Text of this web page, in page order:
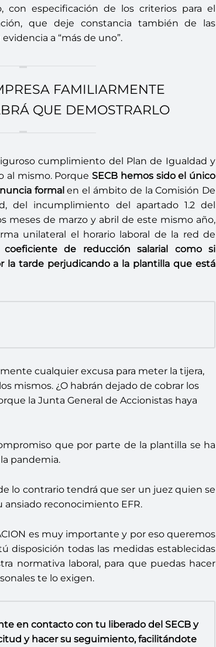
con especificación de los criterios para el
que deje constancia también de las
a “más de uno”.
FAMILIARMENTE
QUE DEMOSTRARLO
cumplimiento del Plan de Igualdad y
al mismo. PorqueSECB hemos sido el único
formal en el ámbito de la Comisión De
del incumplimiento del apartado 1.2 del
meses de marzo y abril de este mismo año,
unilateral el horario laboral de la red de
coeficiente de reducción salarial como si
la tarde perjudicando a la plantilla que está
cualquier excusa para meter la tijera,
mismos. ¿O habrán dejado de cobrar los
la Junta General de Accionistas haya
que por parte de la plantilla se ha
pandemia.
lo contrario tendrá que ser un juez quien se
ansiado reconocimiento EFR.
es muy importante y por eso queremos
disposición todas las medidas establecidas
normativa laboral, para que puedas hacer
te lo exigen.
en contacto con tu liberado del SECB y
y hacer su seguimiento, facilitándote